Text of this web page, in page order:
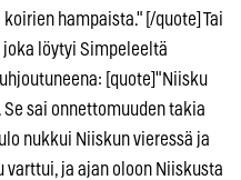
hampaista." [/quote] Tai
löytyi Simpeleeltä
[quote]"Niisku
sai onnettomuuden takia
nukkui Niiskun vieressä ja
varttui, ja ajan oloon Niiskusta